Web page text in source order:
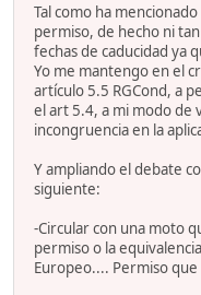
Tal como ha
permiso, de hecho ni
fechas de caducidad ya
Yo me mantengo en el
artículo 5.5 RGCond, a
el art 5.4, a mi modo de
incongruencia en la
Y ampliando el debate
siguiente:
-Circular con una moto
permiso o la
Europeo.... Permiso